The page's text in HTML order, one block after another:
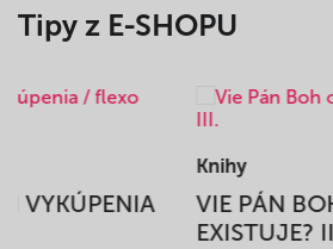
Tipy z E-SHOPU
VYKÚPENIA
Knihy
VIE PÁN
EXISTUJE?